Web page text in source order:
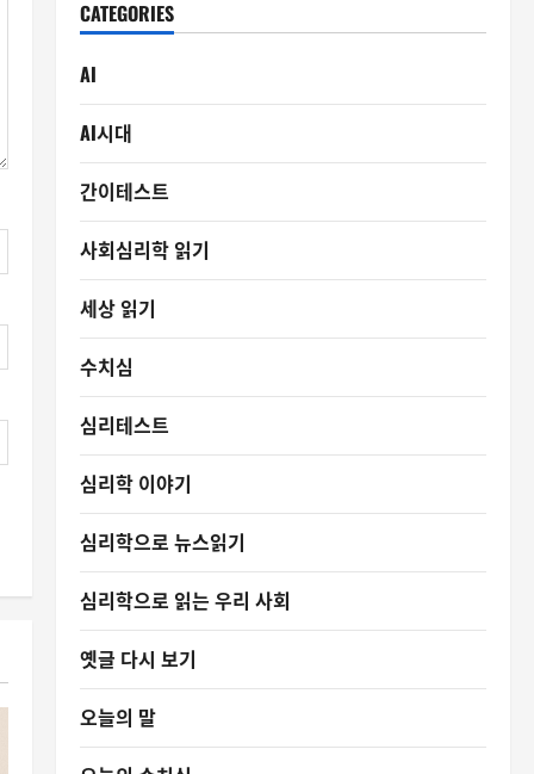
CATEGORIES
AI
AI시대
간이테스트
사회심리학 읽기
세상 읽기
수치심
심리테스트
심리학 이야기
심리학으로 뉴스읽기
심리학으로 읽는 우리 사회
옛글 다시 보기
오늘의 말